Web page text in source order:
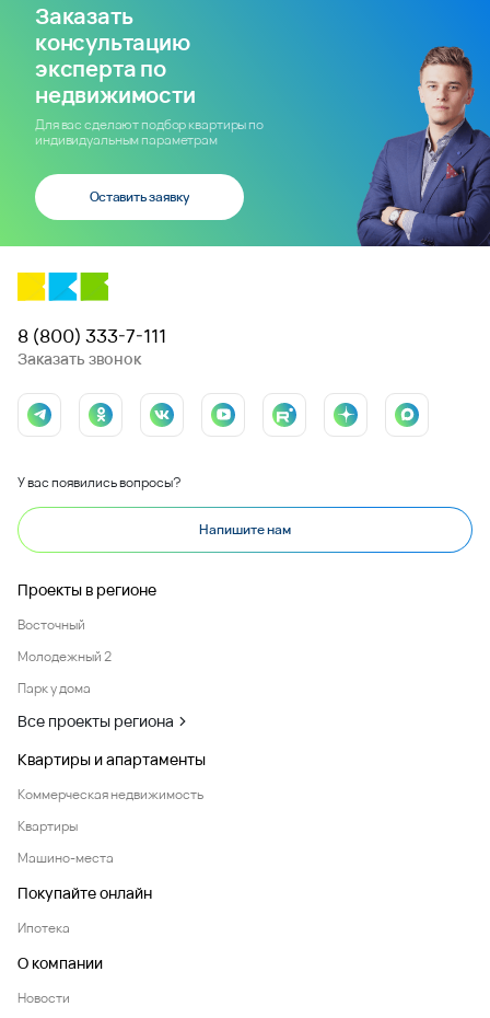
Заказать
консультацию
эксперта по
недвижимости
Для вас сделают подбор квартиры по
индивидуальным параметрам
Оставить заявку
8 (800) 333-7-111
Заказать звонок
У вас появились вопросы?
Напишите нам
Проекты в регионе
Восточный
Молодежный 2
Парк у дома
Все проекты региона
Квартиры и апартаменты
Коммерческая недвижимость
Квартиры
Машино-места
Покупайте онлайн
Ипотека
О компании
Новости